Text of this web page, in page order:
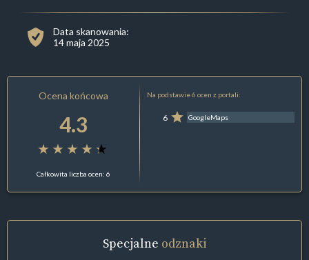
Data skanowania:
14 maja 2025
Ocena końcowa
4.3
Całkowita liczba ocen: 6
Na podstawie 6 ocen z portali:
6 GoogleMaps
Specjalne odznaki